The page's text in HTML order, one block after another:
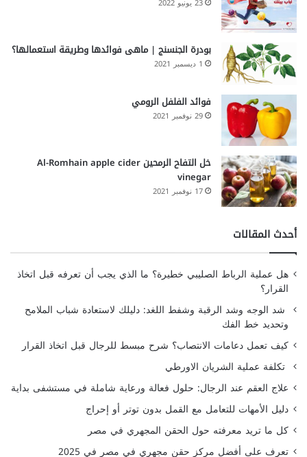
23 يونيو 2022
بودرة الجنسنج | ماهى فوائدها وطريقة استعمالها؟
1 ديسمبر 2021
فوائد الفلفل الرومي
29 نوفمبر 2021
خل التفاح الرمحين Al-Romhain apple cider
vinegar
17 نوفمبر 2021
أحدث المقالات
هل عملية الرباط الصليبي خطيرة؟ ما الذي يجب أن تعرفه قبل اتخاذ
القرار؟
شد الوجه وشد الرقبة وشفط اللغد: دليلك لاستعادة شباب الملامح
وتحديد خط الفك
كيف تعمل دعامات الانتصاب؟ شرح مبسط للرجال قبل اتخاذ القرار
تكلفة عملية الشريان الاورطي
علاج العقم عند الرجال: حلول فعالة ورعاية شاملة في مستشفى بداية
دليل الأمهات للتعامل مع القمل بدون توتر أو إحراج
كل ما تريد معرفته حول الحقن المجهري في مصر
تعرف على أفضل مركز حقن مجهري في مصر في 2025